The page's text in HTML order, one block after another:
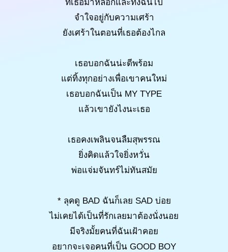
ที่เธอมาหลอกและทิ้งฉันไป
จำใจอยู่กับความเศร้า
ยังเศร้าในตอนที่เธอต้องไกล
เธอบอกฉันน่ะดีพร้อม
แต่ทิ้งทุกอย่างเพื่อเขาคนใหม่
เธอบอกฉันเป็น MY TYPE
แล้วเขายังไงนะเธอ
เธอคงเพลินจนลืมสุพรรณ
ยิ่งคิดแล้วใจยิ่งหวั่น
พ่อแจ่มจันทร์ไม่ทันสมัย
* ลุคดู BAD ฉันก็เลย SAD บ่อย
ไม่เคยได้เป็นที่รักเลยมาต้องนั่งนอย
มีจริงมั้ยคนที่ฉันเฝ้าคอย
อยากจะเจอคนที่เป็น GOOD BOY